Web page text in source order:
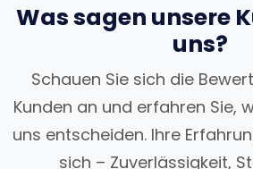
Was sagen unsere
uns?
Schauen Sie sich die
Kunden an und erfahren Sie,
uns entscheiden. Ihre
sich – Zuverlässigkeit,